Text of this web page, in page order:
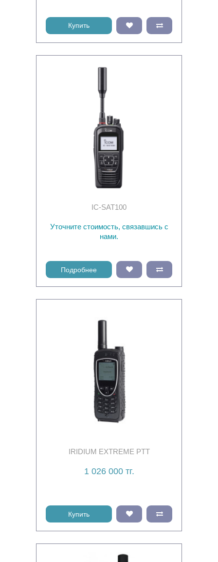
Купить
IC-SAT100
Уточните стоимость, связавшись с
нами.
Подробнее
IRIDIUM EXTREME PTT
1 026 000 тг.
Купить